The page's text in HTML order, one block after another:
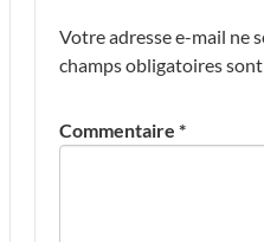
Votre adresse e-mail ne
champs obligatoires
Commentaire *